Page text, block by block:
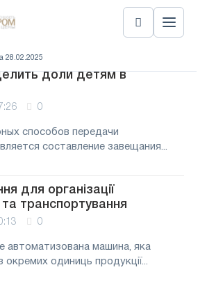
28.02.2025
доли детям в
0
способов передачи
составление завещания...
для організації
транспортування
0
автоматизована машина, яка
одиниць продукції...